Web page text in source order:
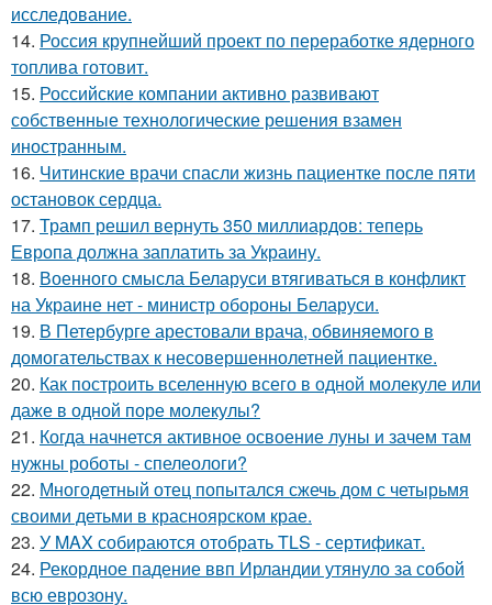
исследование.
14. Россия крупнейший проект по переработке ядерного
топлива готовит.
15. Российские компании активно развивают
собственные технологические решения взамен
иностранным.
16. Читинские врачи спасли жизнь пациентке после пяти
остановок сердца.
17. Трамп решил вернуть 350 миллиардов: теперь
Европа должна заплатить за Украину.
18. Военного смысла Беларуси втягиваться в конфликт
на Украине нет - министр обороны Беларуси.
19. В Петербурге арестовали врача, обвиняемого в
домогательствах к несовершеннолетней пациентке.
20. Как построить вселенную всего в одной молекуле или
даже в одной поре молекулы?
21. Когда начнется активное освоение луны и зачем там
нужны роботы - спелеологи?
22. Многодетный отец попытался сжечь дом с четырьмя
своими детьми в красноярском крае.
23. У MAX собираются отобрать TLS - сертификат.
24. Рекордное падение ввп Ирландии утянуло за собой
всю еврозону.